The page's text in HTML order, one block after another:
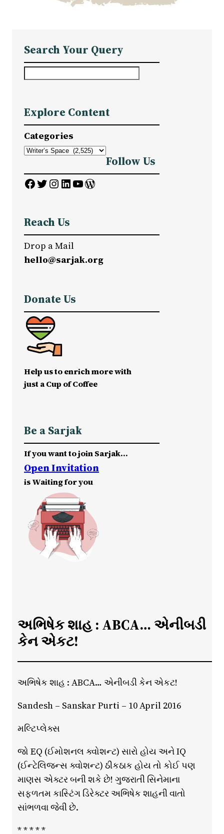
Search Your Query
r
c
h
Explore Content
Categories
Follow Us
Facebook Twitter InstagramLinkedIn YouTube WordPress
Reach Us
Drop a Mail
hello@sarjak.org
Donate Us
Help us to enrich more with
just a Cup of Coffee
Be a Sarjak
If you want to join Sarjak…
Open Invitation
is Waiting for you
અભિષેક શાહ : ABCA… એનીબડી
કેન એકટ!
અભિષેક શાહ : ABCA… એનીબડી કેન એકટ!
Sandesh – Sanskar Purti – 10 April 2016
મલ્ટિપ્લેક્સ
જો EQ (ઈમોશનલ ક્વોશન્ટ) સારો હોય અને IQ
(ઈન્ટેલિજન્સ ક્વોશન્ટ) ઠીકઠાક હોય તો કોઈ પણ
માણસ એક્ટર બની શકે છે! ગુજરાતી સિનેમાના
સફળતમ કાસ્ટિંગ ડિરેક્ટર અભિષેક શાહની વાતો
સાંભળવા જેવી છે.
* * * * *